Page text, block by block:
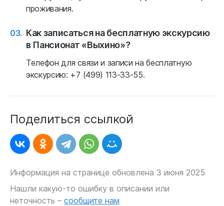
проживания.
Как записаться на бесплатную экскурсию
в Пансионат «Выхино»?
Телефон для связи и записи на бесплатную
экскурсию: +7 (499) 113-33-55.
Поделиться ссылкой
Информация на странице обновлена 3 июня 2025
Нашли какую-то ошибку в описании или
неточность – сообщите нам